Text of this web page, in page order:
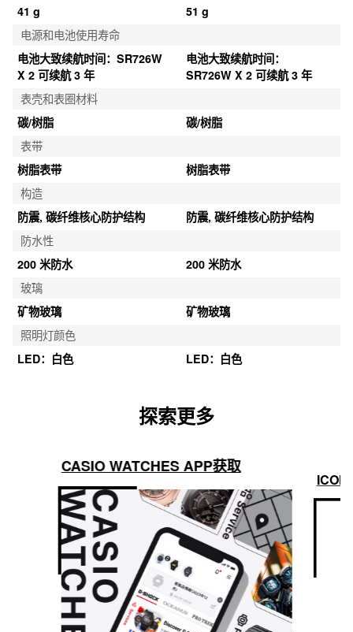
41 g
51 g
电源和电池使用寿命
电池大致续航时间：SR726W
X 2 可续航 3 年
电池大致续航时间：
SR726W X 2 可续航 3 年
表壳和表圈材料
碳/树脂
碳/树脂
表带
树脂表带
树脂表带
构造
防震, 碳纤维核心防护结构
防震, 碳纤维核心防护结构
防水性
200 米防水
200 米防水
玻璃
矿物玻璃
矿物玻璃
照明灯颜色
LED：白色
LED：白色
探索更多
CASIO WATCHES APP获取